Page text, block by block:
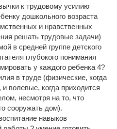
к трудовому усилию
дошкольного возраста
и нравственных
решать трудовые задачи)
в средней группе детского
глубокого понимания
у каждого ребенка 4?
в труде (физические, когда
и волевые, когда приходится
несмотря на то, что
сооружать дом).
навыков